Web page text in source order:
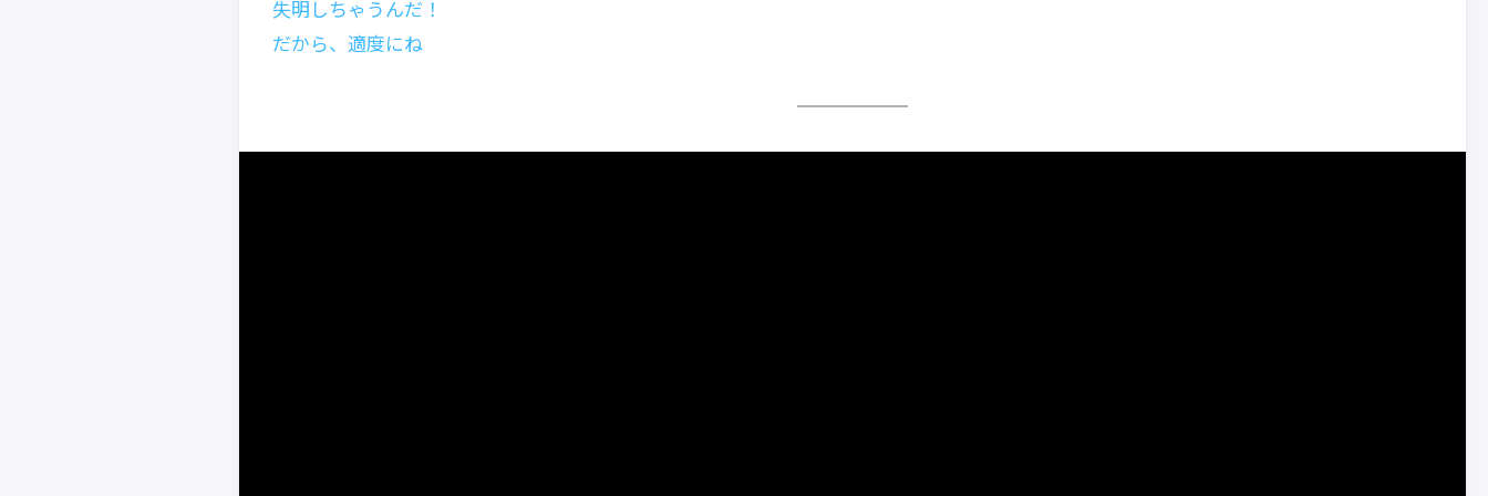
失明しちゃうんだ！
だから、適度にね